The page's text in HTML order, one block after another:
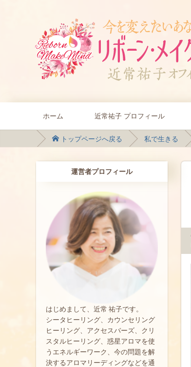
ホーム 近常祐子 プロフィール
トップページへ戻る 私で生きる
運営者プロフィール
はじめまして、近常 祐子です。
シータヒーリング、カウンセリング
ヒーリング、アクセスバーズ、クリ
スタルヒーリング、惑星アロマを使
うエネルギーワーク、今の問題を解
決するアロマリーディングなどを通